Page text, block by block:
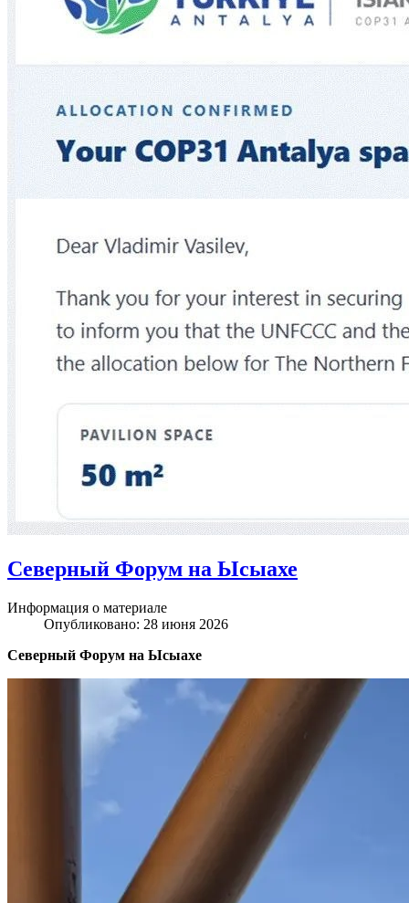
Северный Форум на Ысыахе
Информация о материале
Опубликовано: 28 июня 2026
Северный Форум на Ысыахе